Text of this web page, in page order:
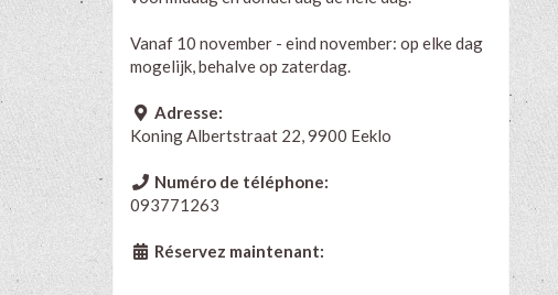
Vanaf 10 november - eind november: op elke dag
mogelijk, behalve op zaterdag.
Adresse:
Koning Albertstraat 22, 9900 Eeklo
Numéro de téléphone:
093771263
Réservez maintenant: